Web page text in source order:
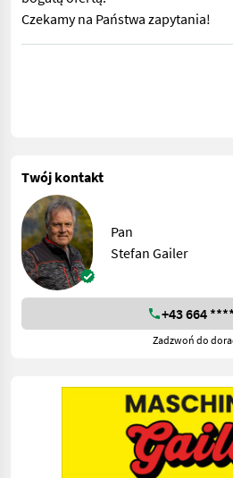
Czekamy na Państwa zapytania!
Jest to urządzenie w stanie
Twój kontakt
Pan
Stefan Gailer
+43 664
Zadzwoń do